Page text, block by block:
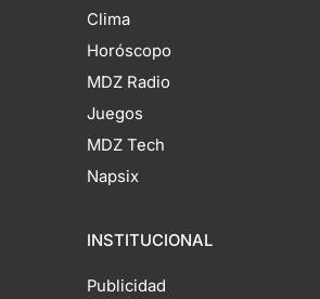
Clima
Horóscopo
MDZ Radio
Juegos
MDZ Tech
Napsix
INSTITUCIONAL
Publicidad